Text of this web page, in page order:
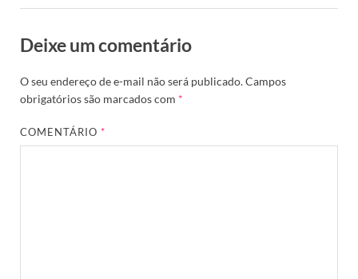
Deixe um comentário
O seu endereço de e-mail não será publicado.Campos
obrigatórios são marcados com *
COMENTÁRIO*